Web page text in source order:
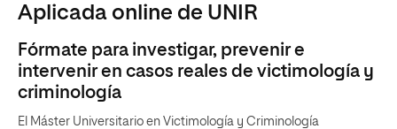
Aplicada online de UNIR
Fórmate para investigar, prevenir e
intervenir en casos reales de victimología y
criminología
El Máster Universitario en Victimología y Criminología